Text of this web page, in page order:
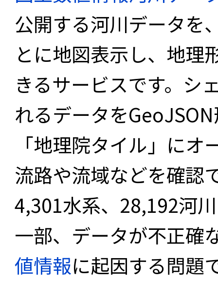
公開する河川データを
とに地図表示し、地理
きるサービスです。シ
れるデータを
「地理院タイル」に
流路や流域などを確認
4,301水系、28,192河
一部、データが不正確
値情報に起因する問題